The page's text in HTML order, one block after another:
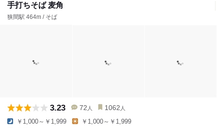
手打ちそば 麦角
狭間駅 464m / そば
3.23 72 人 1062 人
￥1,000～￥1,999 ￥1,000～￥1,999